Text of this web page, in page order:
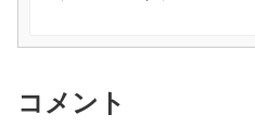
コメント